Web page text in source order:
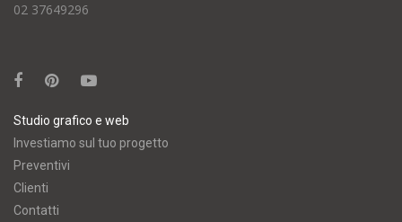
02 37649296
Studio grafico e web
Investiamo sul tuo progetto
Preventivi
Clienti
Contatti